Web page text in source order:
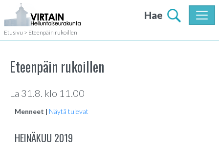
Hae
Etusivu > Eteenpäin rukoillen
Eteenpäin rukoillen
La 31.8. klo 11.00
Menneet | Näytä tulevat
HEINÄKUU 2019